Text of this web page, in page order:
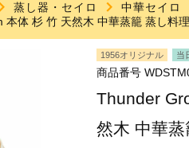
蒸し器・セイロ
中華セイロ
体 杉 竹 天然木 中華蒸籠 蒸し料
1956オリジナル 当
商品番号
Thunder
然木 中華